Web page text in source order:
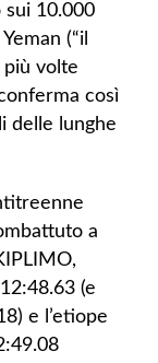
sui 10.000
(“il
più volte
così
delle lunghe
a
(e
e l’etiope